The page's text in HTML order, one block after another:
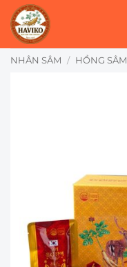
qua
nội
dung
NHÂN SÂM / HỒNG SÂM